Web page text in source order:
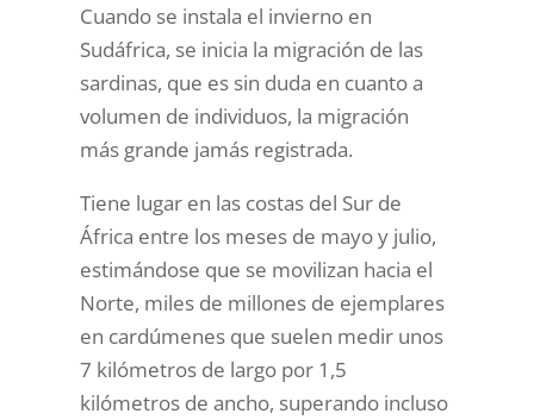
Cuando se instala el invierno en
Sudáfrica, se inicia la migración de las
sardinas, que es sin duda en cuanto a
volumen de individuos, la migración
más grande jamás registrada.
Tiene lugar en las costas del Sur de
África entre los meses de mayo y julio,
estimándose que se movilizan hacia el
Norte, miles de millones de ejemplares
en cardúmenes que suelen medir unos
7 kilómetros de largo por 1,5
kilómetros de ancho, superando incluso